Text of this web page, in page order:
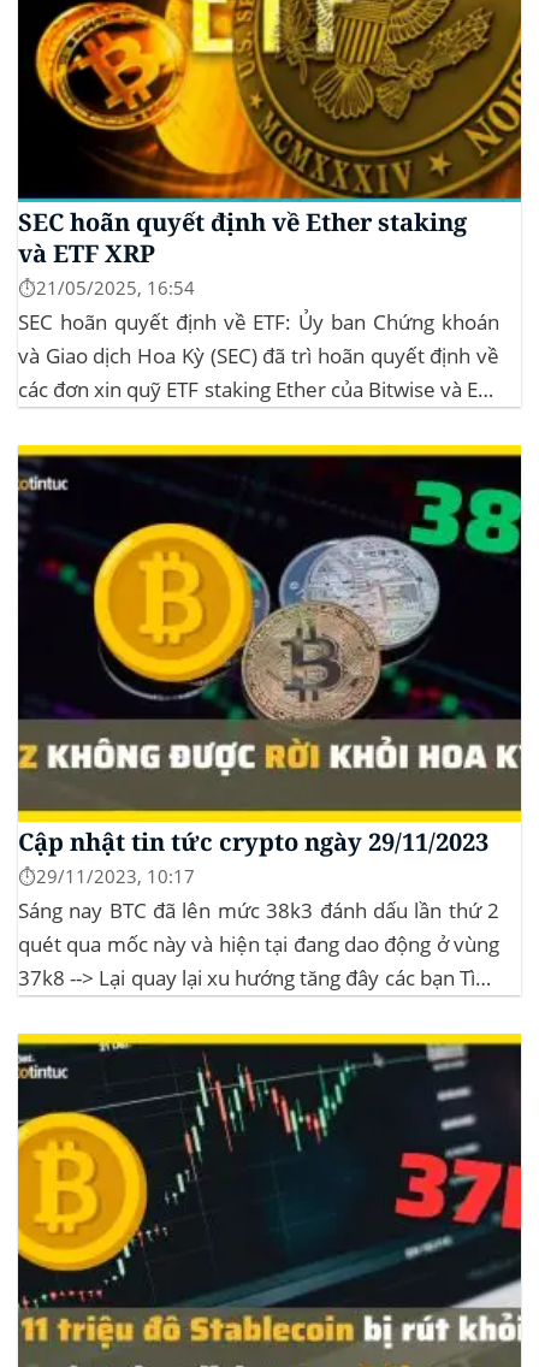
SEC hoãn quyết định về Ether staking
và ETF XRP
⏱️21/05/2025, 16:54
SEC hoãn quyết định về ETF: Ủy ban Chứng khoán
và Giao dịch Hoa Kỳ (SEC) đã trì hoãn quyết định về
các đơn xin quỹ ETF staking Ether của Bitwise và ETF
10/2025 để thu thập thêm ý kiến công...
Cập nhật tin tức crypto ngày 29/11/2023
⏱️29/11/2023, 10:17
Sáng nay BTC đã lên mức 38k3 đánh dấu lần thứ 2
quét qua mốc này và hiện tại đang dao động ở vùng
37k8 --> Lại quay lại xu hướng tăng đây các bạn Tình
một nửa Bitcoin làm...